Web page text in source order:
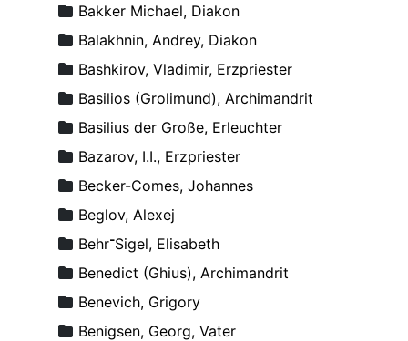
Bakker Michael, Diakon
Balakhnin, Andrey, Diakon
Bashkirov, Vladimir, Erzpriester
Basilios (Grolimund), Archimandrit
Basilius der Große, Erleuchter
Bazarov, I.I., Erzpriester
Becker-Comes, Johannes
Beglov, Alexej
Behr־Sigel, Elisabeth
Benedict (Ghius), Archimandrit
Benevich, Grigory
Benigsen, Georg, Vater